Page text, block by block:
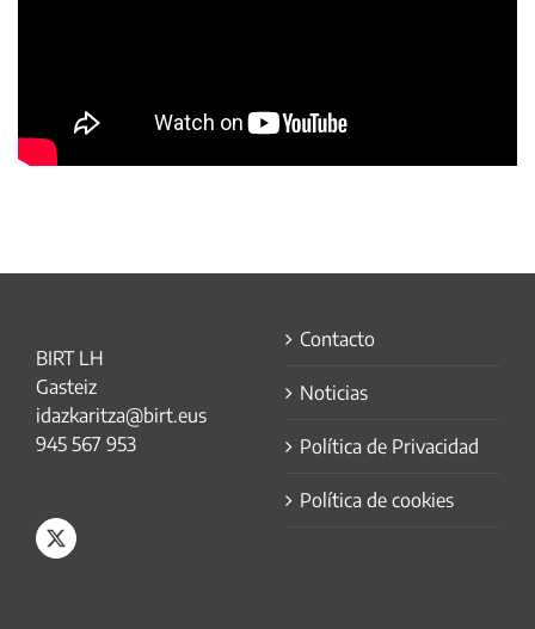
BIRT LH
Gasteiz
idazkaritza@birt.eus
945 567 953
Contacto
Noticias
Política de Privacidad
Política de cookies